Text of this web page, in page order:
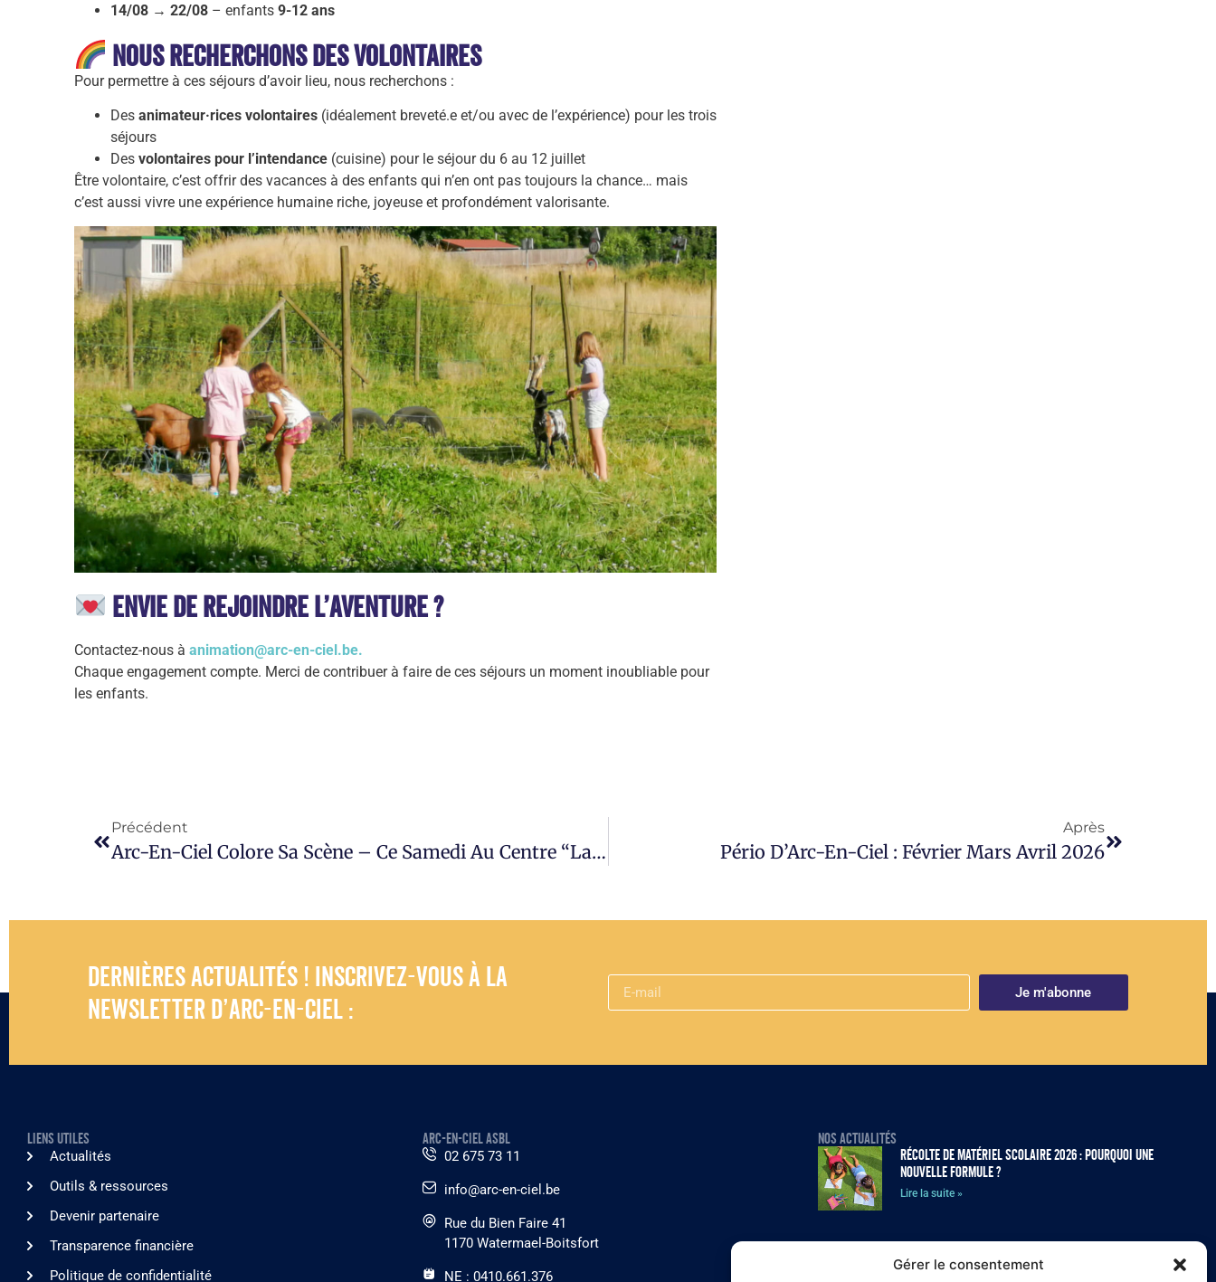
Gérer le consentement
14/08 → 22/08 – enfants 9-12 ans
Nous recherchons des volontaires
Pour permettre à ces séjours d’avoir lieu, nous recherchons :
Des animateur·rices volontaires (idéalement breveté.e et/ou avec de l’expérience) pour les trois
séjours
Des volontaires pour l’intendance (cuisine) pour le séjour du 6 au 12 juillet
Être volontaire, c’est offrir des vacances à des enfants qui n’en ont pas toujours la chance… mais
c’est aussi vivre une expérience humaine riche, joyeuse et profondément valorisante.
Envie de rejoindre l’aventure ?
Contactez-nous à animation@arc-en-ciel.be.
Chaque engagement compte. Merci de contribuer à faire de ces séjours un moment inoubliable pour
les enfants.
Précédent
Arc-En-Ciel Colore Sa Scène – Ce Samedi Au Centre “La Ferme” À Virton
Après
Pério D’Arc-En-Ciel : Février Mars Avril 2026
Dernières actualités ! Inscrivez-vous à la
newsletter d’Arc-en-Ciel :
Je m'abonne
LIENS UTILES
Actualités
Outils & ressources
Devenir partenaire
Transparence financière
Politique de confidentialité
ARC-EN-CIEL ASBL
02 675 73 11
info@arc-en-ciel.be
Rue du Bien Faire 41
1170 Watermael-Boitsfort
NE : 0410.661.376
NOS ACTUALITÉS
Récolte de matériel scolaire 2026 : pourquoi une
nouvelle formule ?
Lire la suite »
Lire la suite »